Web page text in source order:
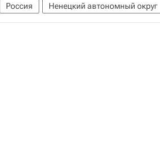
Россия Ненецкий автономный округ
Воздушно-космические силы России